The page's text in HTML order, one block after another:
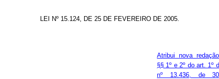
LEI Nº 15.124, DE 25 DE FEVEREIRO DE 2005.
Atribui nova
§§ 1º e 2º do art. 1º
nº 13.436, de